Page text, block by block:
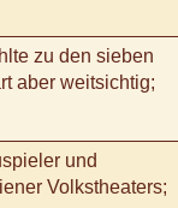
zu den sieben
aber weitsichtig;
und
Volkstheaters;